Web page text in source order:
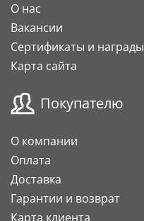
О нас
Вакансии
Сертификаты и награды
Карта сайта
Покупателю
О компании
Оплата
Доставка
Гарантии и возврат
Карта клиента